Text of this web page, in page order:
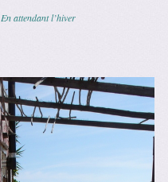
En attendant l’hiver